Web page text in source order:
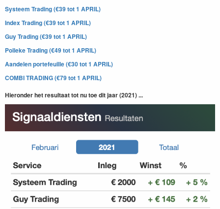
Systeem Trading (€39 tot 1 APRIL)
Index Trading (€39 tot 1 APRIL)
Guy Trading (€39 tot 1 APRIL)
Polleke Trading (€49 tot 1 APRIL)
Aandelen portefeuille (€30 tot 1 APRIL)
COMBI TRADING (€79 tot 1 APRIL)
Hieronder het resultaat tot nu toe dit jaar (2021) ...